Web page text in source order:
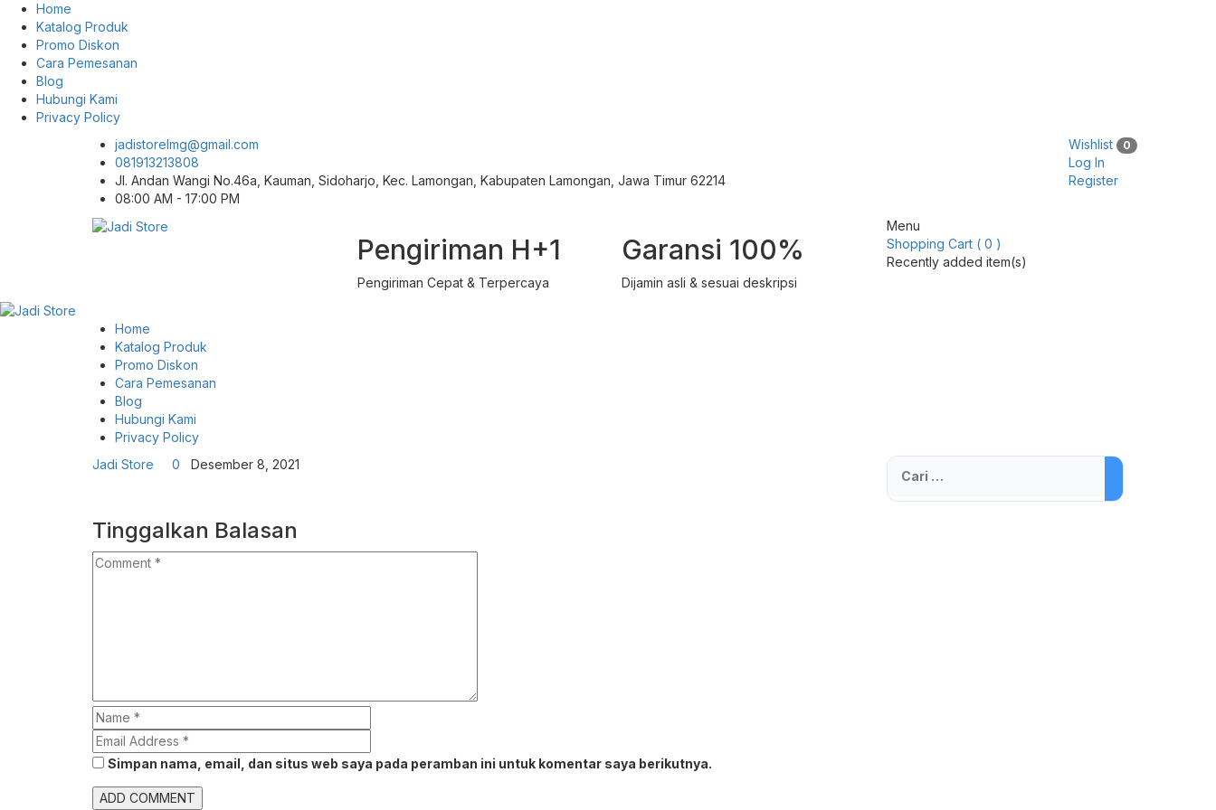
Home
Katalog Produk
Promo Diskon
Cara Pemesanan
Blog
Hubungi Kami
Privacy Policy
jadistorelmg@gmail.com
081913213808
Jl. Andan Wangi No.46a, Kauman, Sidoharjo, Kec. Lamongan, Kabupaten Lamongan, Jawa Timur 62214
08:00 AM - 17:00 PM
Wishlist 0
Log In
Register
Pengiriman H+1
Pengiriman Cepat & Terpercaya
Garansi 100%
Dijamin asli & sesuai deskripsi
Menu
Shopping Cart ( 0 )
Recently added item(s)
Home
Katalog Produk
Promo Diskon
Cara Pemesanan
Blog
Hubungi Kami
Privacy Policy
Jadi Store
0 Desember 8, 2021
Tinggalkan Balasan
Simpan nama, email, dan situs web saya pada peramban ini untuk komentar saya berikutnya.
Cari
untuk: